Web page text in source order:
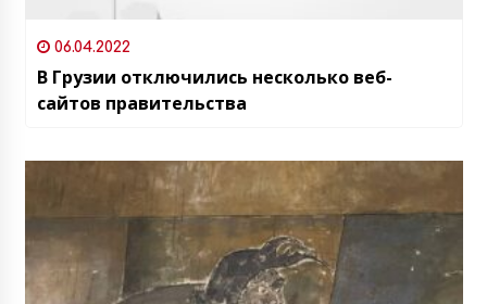
06.04.2022
В Грузии отключились несколько веб-
сайтов правительства